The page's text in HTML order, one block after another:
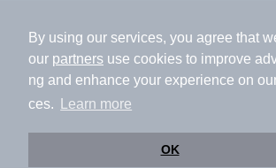
By using our services, you agree that
our partners use cookies to improve
ng and enhance your experience on
ces.
Learn more
OK
加盟店募集（資料請求）
広告出稿
利用規約
ライフスタイル
特定商取引法に基づく表記
ヘルプ
運営会社